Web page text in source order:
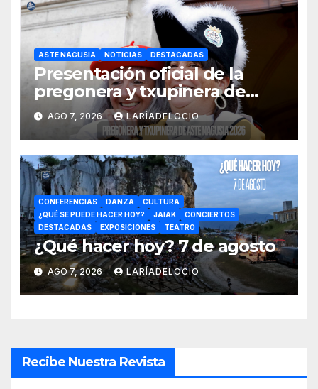
ASTE NAGUSIA NOTICIAS DESTACADAS
Presentación oficial de la
pregonera y txupinera de
Aste Nagusia 2026
AGO 7, 2026 LARÍADELOCIO
CONFERENCIAS DANZA
CULTURA
¿QUÉ SE PUEDE HACER HOY?
JAIAK
CONCIERTOS
DESTACADAS
EXPOSICIONES TEATRO
¿Qué hacer hoy? 7 de agosto
AGO 7, 2026 LARÍADELOCIO
Recibe Nuestra Revista